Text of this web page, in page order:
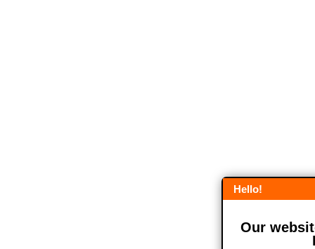
Hello!
Our